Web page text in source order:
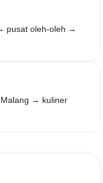
pusat oleh-oleh →
→ kuliner